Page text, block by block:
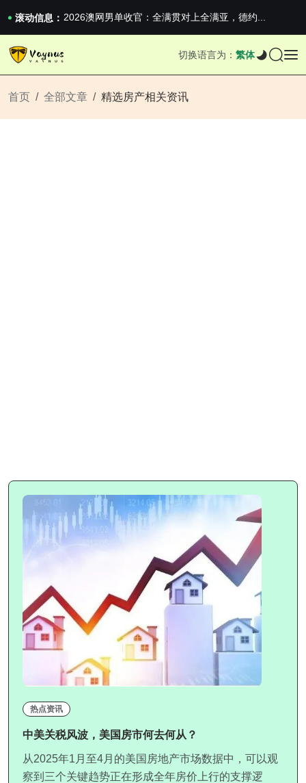
滚动信息： 2026澳网男单收官：全满贯对上全满亚，德约...
《巅峰守卫 Highguard》正式上线，官...
男生找对象最重要的是什么？太真实了
切换语言为： 繁体
首页 全部文章 精选房产相关资讯
热点资讯
中美关税风波，美国房市何去何从？
从2025年1月至4月的美国房地产市场数据中，可以观
察到三个关键趋势正在形成全年房价上行的支撑逻